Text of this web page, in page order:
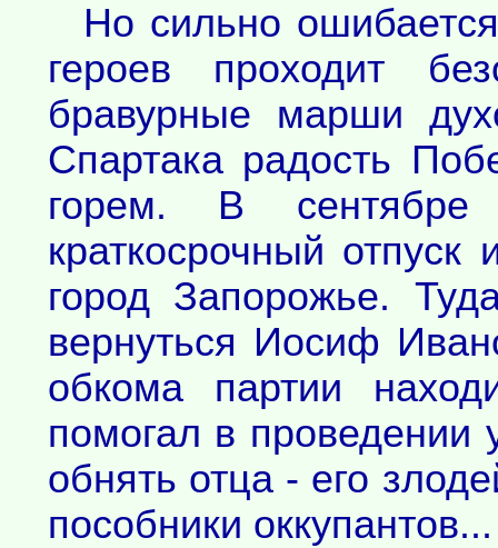
Но сильно
героев проходит
бравурные марши
Спартака радость
горем. В
краткосрочный
город Запорожье.
вернуться Иосиф
обкома партии
помогал в проведении
обнять отца - его
пособники оккупантов...